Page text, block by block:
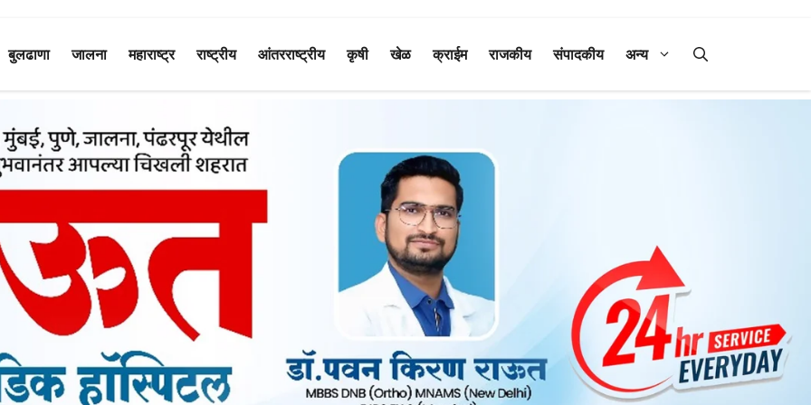
बुलढाणा जालना महाराष्ट्र राष्ट्रीय आंतरराष्ट्रीय कृषी खेळ क्राईम राजकीय संपादकीय अन्य